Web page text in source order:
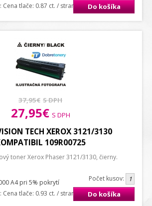
Do košíka
: Cena tlače: 0.87 ct. / strana A4
37,95€ S DPH
27,95€ S DPH
Počet kusov:
Do košíka
TECH XEROX 3121/3130
109R00725
toner Xerox Phaser 3121/3130, čierny.
A4 pri 5% pokrytí
: Cena tlače: 0.93 ct. / strana A4